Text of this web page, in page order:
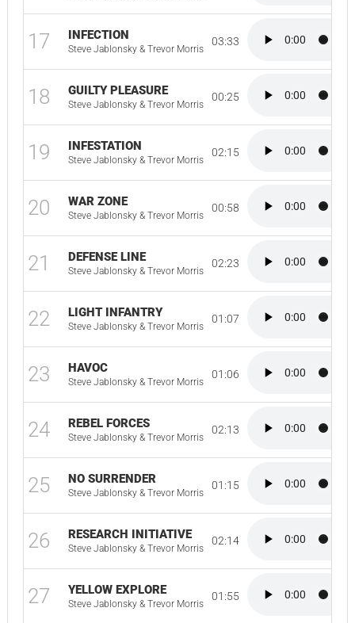
17 INFECTION
Steve Jablonsky & Trevor Morris
03:33
18 GUILTY PLEASURE
Steve Jablonsky & Trevor Morris
00:25
19 INFESTATION
Steve Jablonsky & Trevor Morris
02:15
20 WAR ZONE
Steve Jablonsky & Trevor Morris
00:58
21 DEFENSE LINE
Steve Jablonsky & Trevor Morris
02:23
22 LIGHT INFANTRY
Steve Jablonsky & Trevor Morris
01:07
23 HAVOC
Steve Jablonsky & Trevor Morris
01:06
24 REBEL FORCES
Steve Jablonsky & Trevor Morris
02:13
25 NO SURRENDER
Steve Jablonsky & Trevor Morris
01:15
26 RESEARCH INITIATIVE
Steve Jablonsky & Trevor Morris
02:14
27 YELLOW EXPLORE
Steve Jablonsky & Trevor Morris
01:55